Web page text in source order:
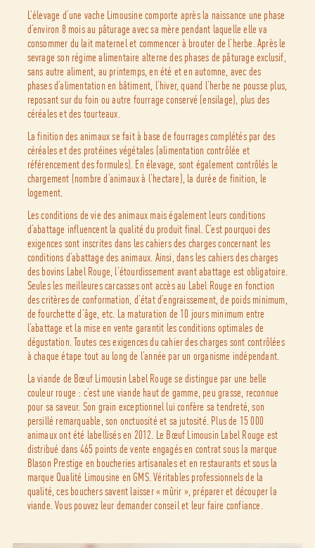
L’élevage d’une vache Limousine comporte après la naissance une phase
d’environ 8 mois au pâturage avec sa mère pendant laquelle elle va
consommer du lait maternel et commencer à brouter de l’herbe. Après le
sevrage son régime alimentaire alterne des phases de pâturage exclusif,
sans autre aliment, au printemps, en été et en automne, avec des
phases d’alimentation en bâtiment, l’hiver, quand l’herbe ne pousse plus,
reposant sur du foin ou autre fourrage conservé (ensilage), plus des
céréales et des tourteaux.
La finition des animaux se fait à base de fourrages complétés par des
céréales et des protéines végétales (alimentation contrôlée et
référencement des formules). En élevage, sont également contrôlés le
chargement (nombre d’animaux à l’hectare), la durée de finition, le
logement.
Les conditions de vie des animaux mais également leurs conditions
d’abattage influencent la qualité du produit final. C’est pourquoi des
exigences sont inscrites dans les cahiers des charges concernant les
conditions d’abattage des animaux. Ainsi, dans les cahiers des charges
des bovins Label Rouge, l’étourdissement avant abattage est obligatoire.
Seules les meilleures carcasses ont accès au Label Rouge en fonction
des critères de conformation, d’état d’engraissement, de poids minimum,
de fourchette d’âge, etc. La maturation de 10 jours minimum entre
l’abattage et la mise en vente garantit les conditions optimales de
dégustation. Toutes ces exigences du cahier des charges sont contrôlées
à chaque étape tout au long de l’année par un organisme indépendant.
La viande de Bœuf Limousin Label Rouge se distingue par une belle
couleur rouge : c’est une viande haut de gamme, peu grasse, reconnue
pour sa saveur. Son grain exceptionnel lui confère sa tendreté, son
persillé remarquable, son onctuosité et sa jutosité. Plus de 15 000
animaux ont été labellisés en 2012. Le Bœuf Limousin Label Rouge est
distribué dans 465 points de vente engagés en contrat sous la marque
Blason Prestige en boucheries artisanales et en restaurants et sous la
marque Qualité Limousine en GMS. Véritables professionnels de la
qualité, ces bouchers savent laisser « mûrir », préparer et découper la
viande. Vous pouvez leur demander conseil et leur faire confiance.